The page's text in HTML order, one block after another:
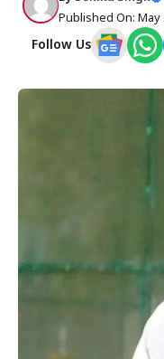
Published On: May
Follow Us